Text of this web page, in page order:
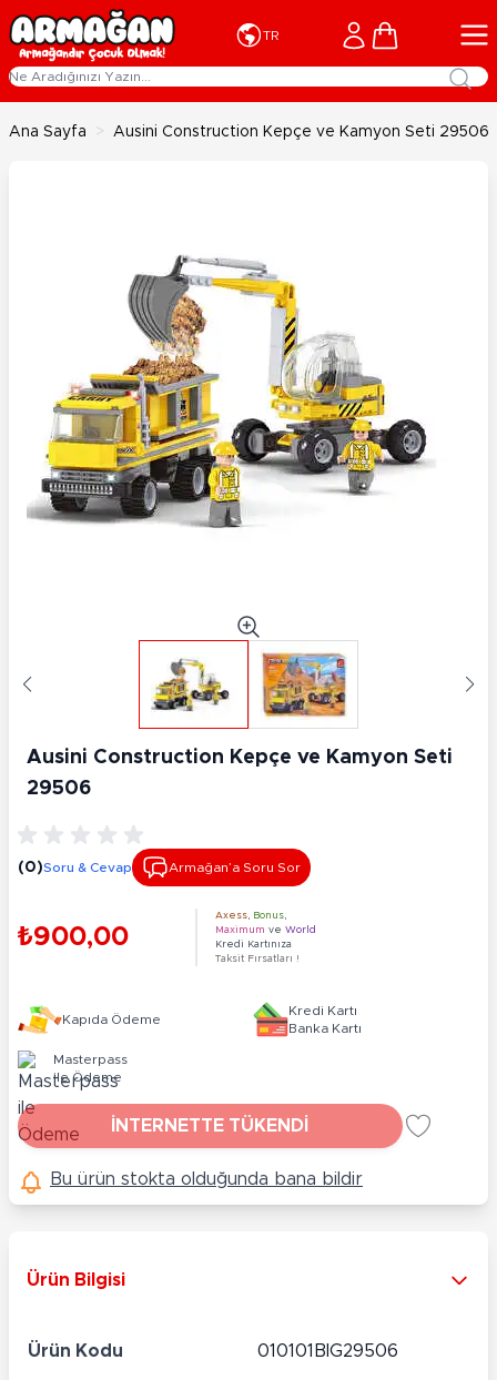
İçeriğe geç
TR Cart
Ana Sayfa > Ausini Construction Kepçe ve Kamyon Seti 29506
Ausini Construction Kepçe ve Kamyon Seti
29506
(0)Soru & Cevap Armağan’a Soru Sor
₺900,00
Axess Bonus
Maximum ve World
Kredi Kartınıza
Taksit Fırsatları !
Kapıda Ödeme
Kredi Kartı
Banka Kartı
Masterpass
ile Ödeme
İNTERNETTE TÜKENDİ
Bu ürün stokta olduğunda bana bildir
Ürün Bilgisi
Ürün Kodu 010101BIG29506